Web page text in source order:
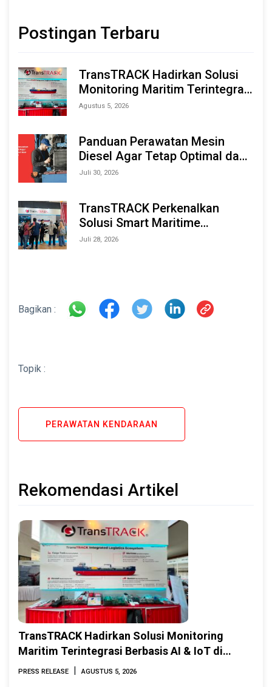
Postingan Terbaru
TransTRACK Hadirkan Solusi
Monitoring Maritim Terintegrasi
Berbasis AI & IoT di Indonesia
Agustus 5, 2026
Panduan Perawatan Mesin
Diesel Agar Tetap Optimal dan
Tahan Lama
Juli 30, 2026
TransTRACK Perkenalkan
Solusi Smart Maritime
Monitoring Berbasis AI dan IoT
Juli 28, 2026
Bagikan :
Topik :
PERAWATAN KENDARAAN
Rekomendasi Artikel
TransTRACK Hadirkan Solusi Monitoring
Maritim Terintegrasi Berbasis AI & IoT di
Indonesia Marine & Offshore Expo (IMOX)
PRESS RELEASE | AGUSTUS 5, 2026